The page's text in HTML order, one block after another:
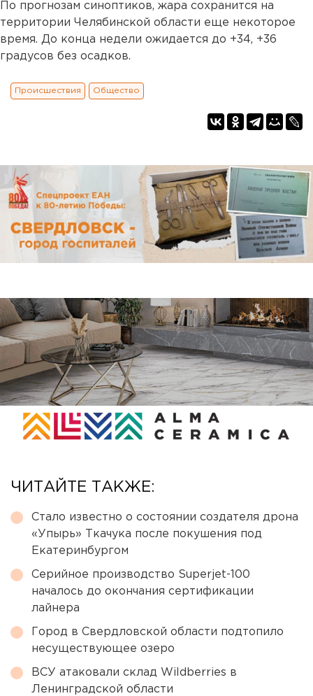
По прогнозам синоптиков, жара сохранится на
территории Челябинской области еще некоторое
время. До конца недели ожидается до +34, +36
градусов без осадков.
Происшествия Общество
ЧИТАЙТЕ ТАКЖЕ:
Стало известно о состоянии создателя дрона
«Упырь» Ткачука после покушения под
Екатеринбургом
Серийное производство Superjet-100
началось до окончания сертификации
лайнера
Город в Свердловской области подтопило
несуществующее озеро
ВСУ атаковали склад Wildberries в
Ленинградской области